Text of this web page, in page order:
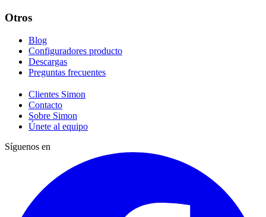
Otros
Blog
Configuradores producto
Descargas
Preguntas frecuentes
Clientes Simon
Contacto
Sobre Simon
Únete al equipo
Síguenos en